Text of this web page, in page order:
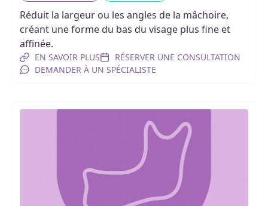
Réduit la largeur ou les angles de la mâchoire,
créant une forme du bas du visage plus fine et
affinée.
EN SAVOIR PLUS
RÉSERVER UNE CONSULTATION
DEMANDER À UN SPÉCIALISTE